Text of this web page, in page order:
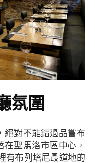
氛圍
聖馬洛市區中心，
有布列塔尼最道地的